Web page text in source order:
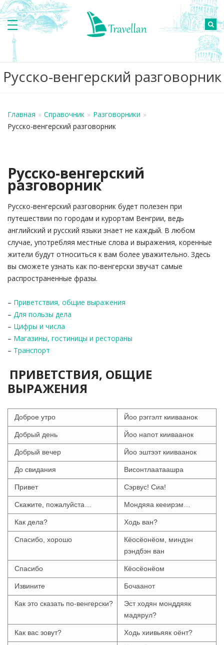
Русско-венгерский разговорник
Главная » Справочник » Разговорники »
Русско-венгерский разговорник
Русско-венгерский
разговорник
Русско-венгерский разговорник будет полезен при
путешествии по городам и курортам Венгрии, ведь
английский и русский языки знает не каждый. В любом
случае, употребляя местные слова и выражения, коренные
жители будут относиться к вам более уважительно. Здесь
вы сможете узнать как по-венгерски звучат самые
распространенные фразы.
– Приветствия, общие выражения
– Для пользы дела
– Цифры и числа
– Магазины, гостиницы и рестораны
– Транспорт
ПРИВЕТСТВИЯ, ОБЩИЕ
ВЫРАЖЕНИЯ
Доброе утро Йоо рэггэлт кииваанок
Добрый день Йоо напот кииваанок
Добрый вечер Йоо эштээт кииваанок
До свидания Висонтлаатаашра
Привет Сэрвус! Сиа!
Скажите, пожалуйста… Мондяяа кееирэм…
Как дела? Ходь ван?
Спасибо, хорошо
Кёосёонёом, миндэн
рэндбэн ван
Спасибо Кёосёонёом
Извините Бочаанот
Как это сказать по-венгерски?
Эст ходян монддяяк
мадярул?
Как вас зовут? Ходь хиивьяяк оёнт?